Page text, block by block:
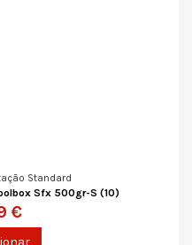
Standard
Sfx 500gr-S (10)
€